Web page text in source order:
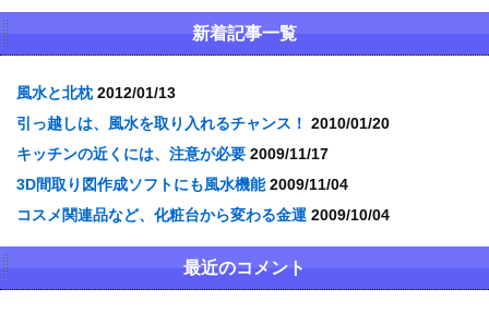
新着記事一覧
風水と北枕 2012/01/13
引っ越しは、風水を取り入れるチャンス！ 2010/01/20
キッチンの近くには、注意が必要 2009/11/17
3D間取り図作成ソフトにも風水機能 2009/11/04
コスメ関連品など、化粧台から変わる金運 2009/10/04
最近のコメント